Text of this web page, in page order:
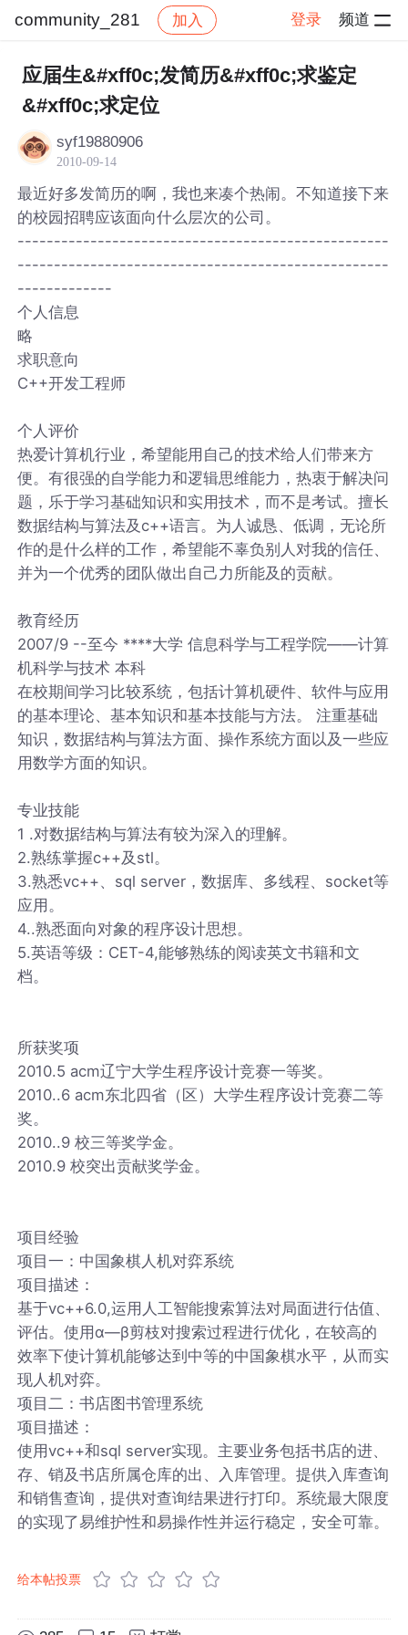
community_281 加入 登录 频道
社区 community_281 帖子详情
应届生&#xff0c;发简历&#xff0c;求鉴定
&#xff0c;求定位
syf19880906
2010-09-14
最近好多发简历的啊，我也来凑个热闹。不知道接下来
的校园招聘应该面向什么层次的公司。
---------------------------------------------------
---------------------------------------------------
-------------
个人信息
略
求职意向
C++开发工程师
个人评价
热爱计算机行业，希望能用自己的技术给人们带来方
便。有很强的自学能力和逻辑思维能力，热衷于解决问
题，乐于学习基础知识和实用技术，而不是考试。擅长
数据结构与算法及c++语言。为人诚恳、低调，无论所
作的是什么样的工作，希望能不辜负别人对我的信任、
并为一个优秀的团队做出自己力所能及的贡献。
教育经历
2007/9 --至今 ****大学 信息科学与工程学院——计算
机科学与技术 本科
在校期间学习比较系统，包括计算机硬件、软件与应用
的基本理论、基本知识和基本技能与方法。 注重基础
知识，数据结构与算法方面、操作系统方面以及一些应
用数学方面的知识。
专业技能
1 .对数据结构与算法有较为深入的理解。
2.熟练掌握c++及stl。
3.熟悉vc++、sql server，数据库、多线程、socket等
应用。
4..熟悉面向对象的程序设计思想。
5.英语等级：CET-4,能够熟练的阅读英文书籍和文
档。
所获奖项
2010.5 acm辽宁大学生程序设计竞赛一等奖。
2010..6 acm东北四省（区）大学生程序设计竞赛二等
奖。
2010..9 校三等奖学金。
2010.9 校突出贡献奖学金。
项目经验
项目一：中国象棋人机对弈系统
项目描述：
基于vc++6.0,运用人工智能搜索算法对局面进行估值、
评估。使用α—β剪枝对搜索过程进行优化，在较高的
效率下使计算机能够达到中等的中国象棋水平，从而实
现人机对弈。
项目二：书店图书管理系统
项目描述：
使用vc++和sql server实现。主要业务包括书店的进、
存、销及书店所属仓库的出、入库管理。提供入库查询
和销售查询，提供对查询结果进行打印。系统最大限度
的实现了易维护性和易操作性并运行稳定，安全可靠。
给本帖投票